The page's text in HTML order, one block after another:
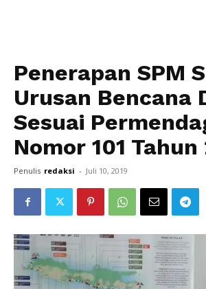
Penerapan SPM
Urusan Bencana
Sesuai
Nomor 101 Tahun
Penulis redaksi - Juli 10, 2019